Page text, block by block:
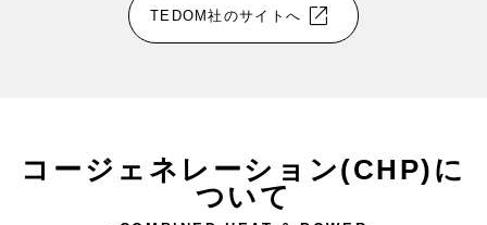
TEDOM社のサイトへ open_in_new
コージェネレーション(CHP)に
ついて